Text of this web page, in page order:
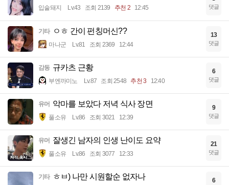
입술돼지 Lv.43 조회 2139 추천 2 12:45 댓글
기타 ㅇㅎ 간이 펀칭머신??
마나군 Lv.81 조회 2369 12:44
13
댓글
감동 규카츠 근황
부엔까미노 Lv.87 조회 2548 추천 3 12:40
6
댓글
유머 악마를 보았다 저녁 식사 장면
풀소유 Lv.86 조회 3021 12:39
9
댓글
유머 잘생긴 남자의 인생 난이도 요약
풀소유 Lv.86 조회 3077 12:33
21
댓글
기타 ㅎㅂ) 나만 시원할순 없자나 6